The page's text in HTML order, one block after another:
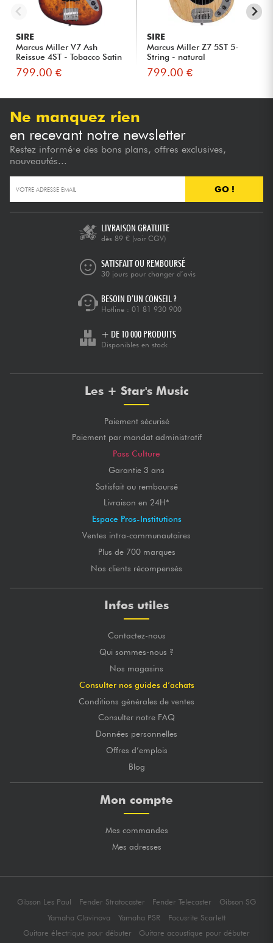
SIRE
Marcus Miller V7 Ash
Reissue 4ST - Tobacco Satin
799.00 €
SIRE
Marcus Miller Z7 5ST 5-
String - natural
799.00 €
Ne manquez rien
en recevant notre newsletter
Restez informé·e des bons plans, offres exclusives,
nouveautés...
GO !
LIVRAISON GRATUITE
dès 89 € (voir CGV)
SATISFAIT OU REMBOURSÉ
30 jours pour changer d’avis
BESOIN D’UN CONSEIL ?
Hotline : 01 81 930 900
+ DE 10 000 PRODUITS
Disponibles en stock
Les + Star's Music
Paiement sécurisé
Paiement par mandat administratif
Pass Culture
Garantie 3 ans
Satisfait ou remboursé
Livraison en 24H*
Espace Pros-Institutions
Ventes intra-communautaires
Plus de 700 marques
Nos clients récompensés
Infos utiles
Contactez-nous
Qui sommes-nous ?
Nos magasins
Consulter nos guides d’achats
Conditions générales de ventes
Consulter notre FAQ
Données personnelles
Offres d’emplois
Blog
Mon compte
Mes commandes
Mes adresses
Gibson Les Paul Fender Stratocaster Fender Telecaster
Gibson SG
Yamaha Clavinova
Yamaha PSR
Focusrite Scarlett
Guitare électrique pour débuter
Guitare acoustique pour débuter